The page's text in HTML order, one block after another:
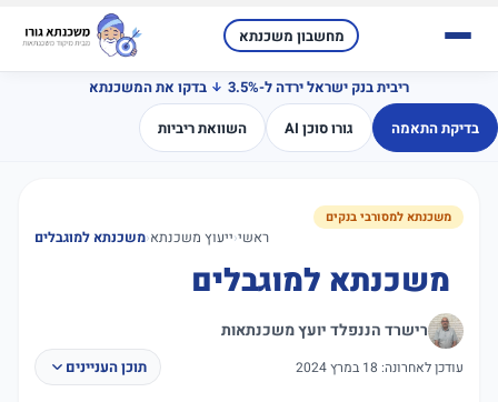
מחשבון משכנתא
ריבית בנק ישראל ירדה ל-3.5%
בדקו את המשכנתא
בדיקת התאמה
גורו סוכן AI השוואת ריביות
משכנתא למסורבי בנקים
ראשי‹ייעוץ משכנתא‹משכנתא למוגבלים
משכנתא למוגבלים
רישרד הננפלד יועץ משכנתאות
עודכן לאחרונה: 18 במרץ 2024 תוכן העניינים